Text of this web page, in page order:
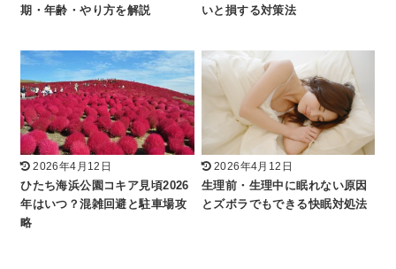
期・年齢・やり方を解説
いと損する対策法
2026年4月12日
ひたち海浜公園コキア見頃2026
年はいつ？混雑回避と駐車場攻
略
2026年4月12日
生理前・生理中に眠れない原因
とズボラでもできる快眠対処法